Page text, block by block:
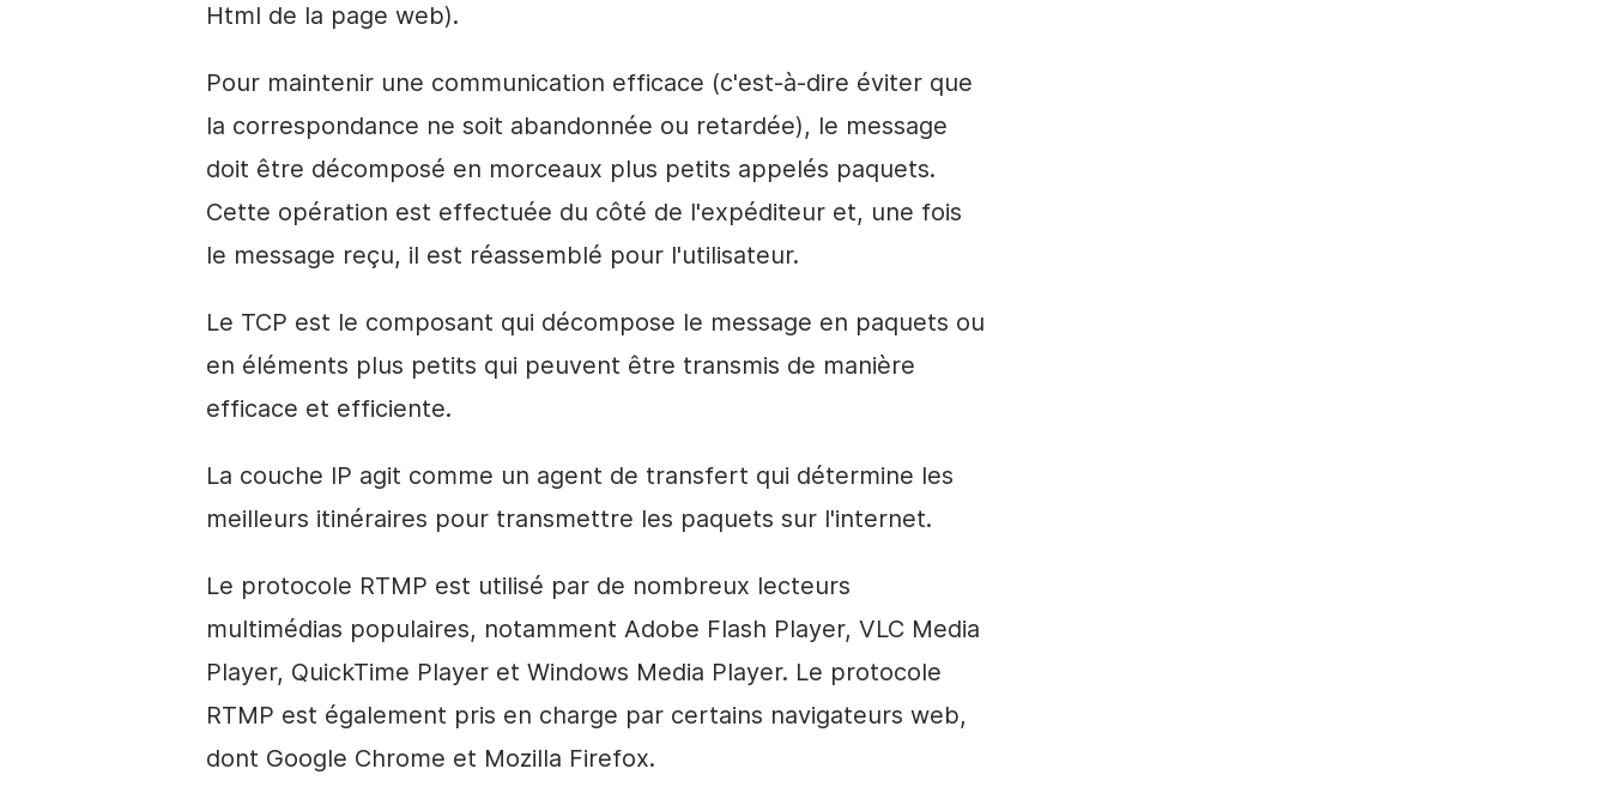
Html de la page web).
Pour maintenir une communication efficace (c'est-à-dire éviter que
la correspondance ne soit abandonnée ou retardée), le message
doit être décomposé en morceaux plus petits appelés paquets.
Cette opération est effectuée du côté de l'expéditeur et, une fois
le message reçu, il est réassemblé pour l'utilisateur.
Le TCP est le composant qui décompose le message en paquets ou
en éléments plus petits qui peuvent être transmis de manière
efficace et efficiente.
La couche IP agit comme un agent de transfert qui détermine les
meilleurs itinéraires pour transmettre les paquets sur l'internet.
Le protocole RTMP est utilisé par de nombreux lecteurs
multimédias populaires, notamment Adobe Flash Player, VLC Media
Player, QuickTime Player et Windows Media Player. Le protocole
RTMP est également pris en charge par certains navigateurs web,
dont Google Chrome et Mozilla Firefox.